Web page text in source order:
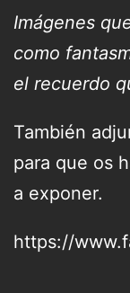
Imágenes
como
el recuerdo
También
para que os
a exponer.
https://